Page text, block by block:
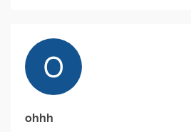
ohhh